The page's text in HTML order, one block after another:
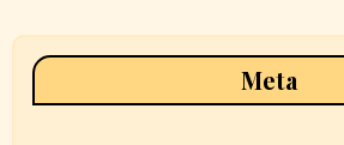
Meta